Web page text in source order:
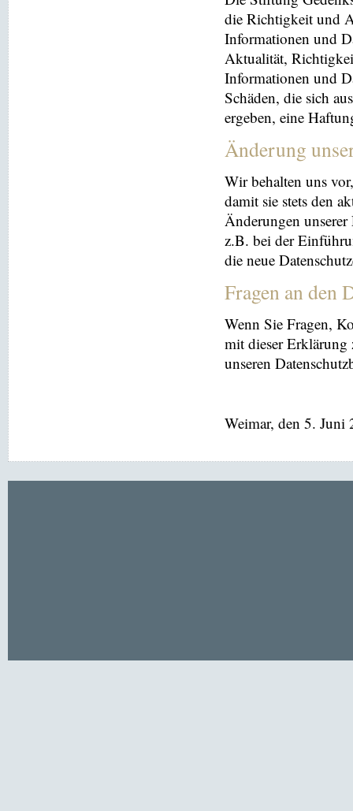
die Richtigkeit und
Informationen und
Aktualität,
Informationen und
Schäden, die sich
ergeben, eine
Änderung
Wir behalten uns
damit sie stets den
Änderungen
z.B. bei der
die neue
Fragen an den
Wenn Sie Fragen,
mit dieser Erklärung
unseren
Weimar, den 5. Juni